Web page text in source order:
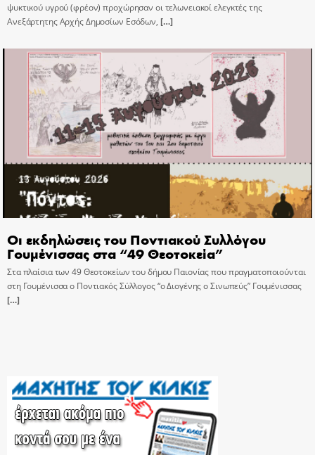
ψυκτικού υγρού (φρέον) προχώρησαν οι τελωνειακοί ελεγκτές της
Ανεξάρτητης Αρχής Δημοσίων Εσόδων, […]
Οι εκδηλώσεις του Ποντιακού Συλλόγου
Γουμένισσας στα “49 Θεοτοκεία”
Στα πλαίσια των 49 Θεοτοκείων του δήμου Παιονίας που πραγματοποιούνται
στη Γουμένισσα ο Ποντιακός Σύλλογος “ο Διογένης ο Σινωπεύς” Γουμένισσας
[…]